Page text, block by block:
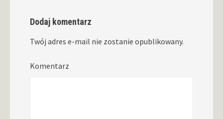
Dodaj komentarz
Twój adres e-mail nie zostanie opublikowany.
Komentarz